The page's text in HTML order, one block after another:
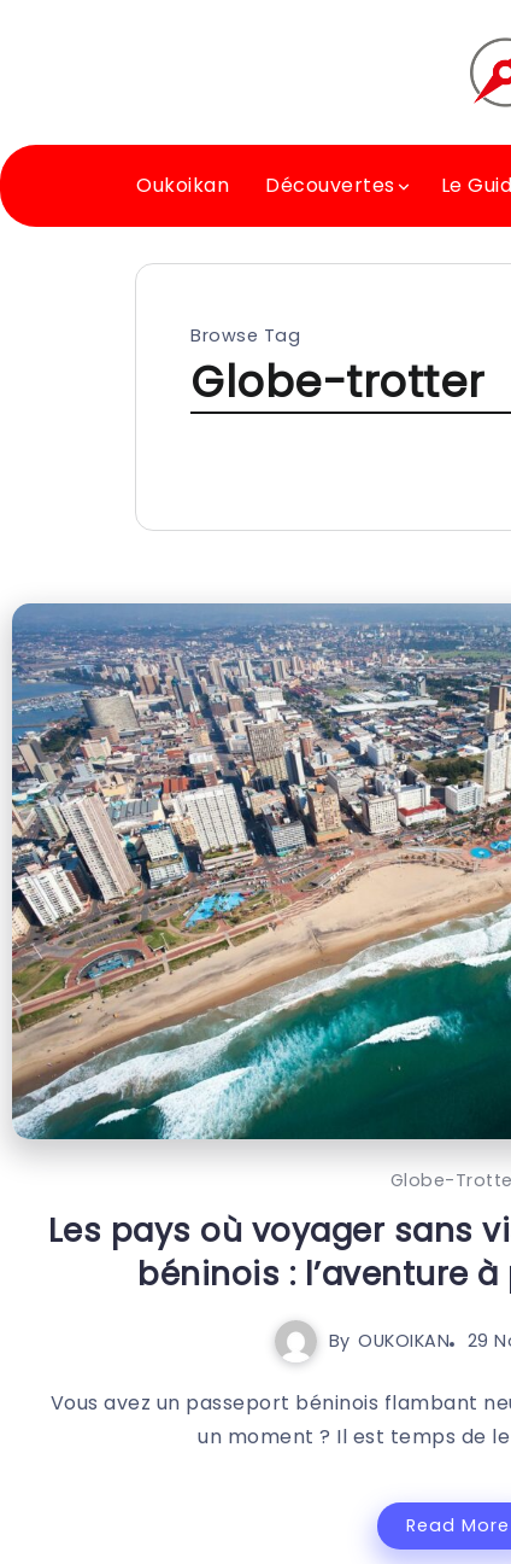
Oukoikan Découvertes Le
Browse Tag
Globe-trotter
Globe-
Les pays où voyager sans
béninois : l’aventure
By OUKOIKAN 29
Vous avez un passeport béninois flambant
un moment ? Il est temps de
Read More